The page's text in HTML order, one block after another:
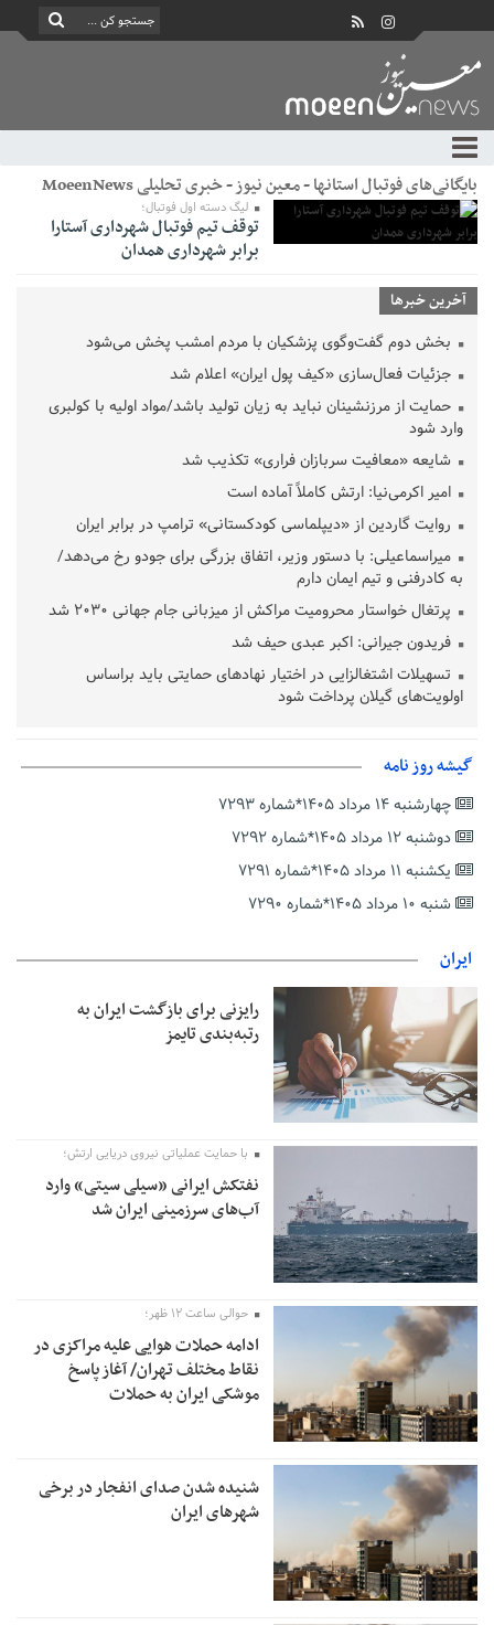
بایگانی‌های فوتبال استانها - معین نیوز - خبری تحلیلی MoeenNews
لیگ دسته اول فوتبال؛
توقف تیم فوتبال شهرداری آستارا
برابر شهرداری همدان
آخرین خبرها
بخش دوم گفت‌وگوی پزشکیان با مردم امشب پخش می‌شود
جزئیات فعال‌سازی «کیف پول ایران» اعلام شد
حمایت از مرزنشینان نباید به زیان تولید باشد/مواد اولیه با کولبری
وارد شود
شایعه «معافیت سربازان فراری» تکذیب شد
امیر اکرمی‌نیا: ارتش کاملاً آماده است
روایت گاردین از «دیپلماسی کودکستانی» ترامپ در برابر ایران
میراسماعیلی: با دستور وزیر، اتفاق بزرگی برای جودو رخ می‌دهد/
به کادرفنی و تیم ایمان دارم
پرتغال خواستار محرومیت مراکش از میزبانی جام جهانی ۲۰۳۰ شد
فریدون جیرانی: اکبر عبدی حیف شد
تسهیلات اشتغالزایی در اختیار نهادهای حمایتی باید براساس
اولویت‌های گیلان پرداخت شود
دفتر رهبر انقلاب: مطالب خارج از مراجع رسمی فاقد سندیت است
بقائی: فضای مذاکرات فنی و سیاسی ایران و عمان درباره تنگه هرمز،
مثبت است
رئیس سازمان جهاد کشاورزی استان: کشاورزان گیلان نسبت به
دریافت یارانه کود اقدام کنند
گیشه روز نامه
چهارشنبه ۱۴ مرداد ۱۴۰۵*شماره ۷۲۹۳
دوشنبه ۱۲ مرداد ۱۴۰۵*شماره ۷۲۹۲
یکشنبه ۱۱ مرداد ۱۴۰۵*شماره ۷۲۹۱
شنبه ۱۰ مرداد ۱۴۰۵*شماره ۷۲۹۰
ایران
رایزنی برای بازگشت ایران به
رتبه‌بندی تایمز
با حمایت عملیاتی نیروی دریایی ارتش؛
نفتکش ایرانی «سیلی سیتی» وارد
آب‌های سرزمینی ایران شد
حوالی ساعت ۱۲ ظهر؛
ادامه حملات هوایی علیه مراکزی در
نقاط مختلف تهران/ آغاز پاسخ
موشکی ایران به حملات
شنیده شدن صدای انفجار در برخی
شهرهای ایران